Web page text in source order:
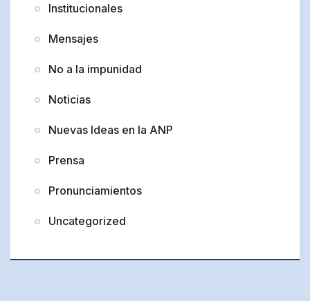
Institucionales
Mensajes
No a la impunidad
Noticias
Nuevas Ideas en la ANP
Prensa
Pronunciamientos
Uncategorized